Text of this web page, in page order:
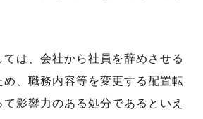
は、会社から社員を辞めさせる
め、職務内容等を変更する配置転
影響力のある処分であるといえ